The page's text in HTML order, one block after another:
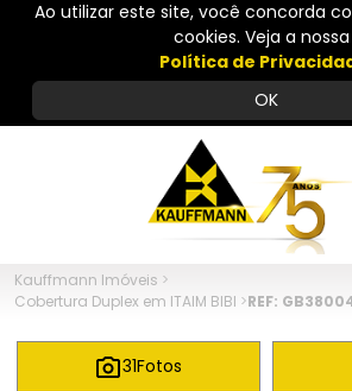
Ao utilizar este site, você concorda
cookies. Veja a nossa
Política de
OK
Kauffmann Imóveis >
Cobertura Duplex em ITAIM BIBI >REF:
31Fotos